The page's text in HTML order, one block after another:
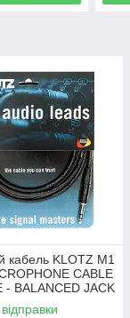
кабель KLOTZ M1
CABLE
- BALANCED JACK